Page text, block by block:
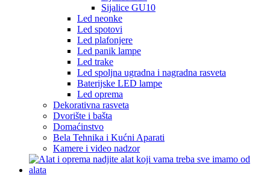
Sijalice GU10
Led neonke
Led spotovi
Led plafonjere
Led panik lampe
Led trake
Led spoljna ugradna i nagradna rasveta
Baterijske LED lampe
Led oprema
Dekorativna rasveta
Dvorište i bašta
Domaćinstvo
Bela Tehnika i Kućni Aparati
Kamere i video nadzor